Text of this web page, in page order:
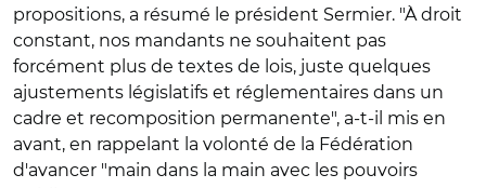
propositions, a résumé le président Sermier. "À droit
constant, nos mandants ne souhaitent pas
forcément plus de textes de lois, juste quelques
ajustements législatifs et réglementaires dans un
cadre et recomposition permanente", a-t-il mis en
avant, en rappelant la volonté de la Fédération
d'avancer "main dans la main avec les pouvoirs